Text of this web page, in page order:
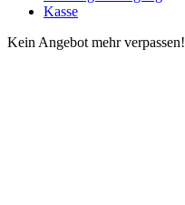
Kasse
Kein Angebot mehr verpassen!